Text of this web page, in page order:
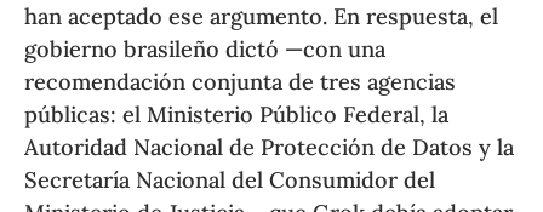
han aceptado ese argumento. En respuesta, el
gobierno brasileño dictó —con una
recomendación conjunta de tres agencias
públicas: el Ministerio Público Federal, la
Autoridad Nacional de Protección de Datos y la
Secretaría Nacional del Consumidor del